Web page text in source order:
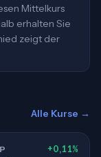
Mittelkurs
erhalten Sie
zeigt der
Alle Kurse →
+0,11%